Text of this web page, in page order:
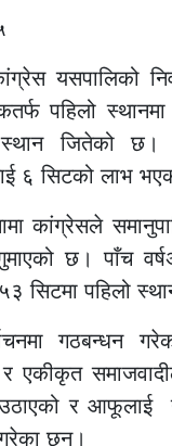
यसपालिको
पहिलो
जितेको छ।
६ सिटको लाभ
कांग्रेसले
छ। पाँच
सिटमा पहिलो
गठबन्धन
एकीकृत
र आफूलाई
छन्।